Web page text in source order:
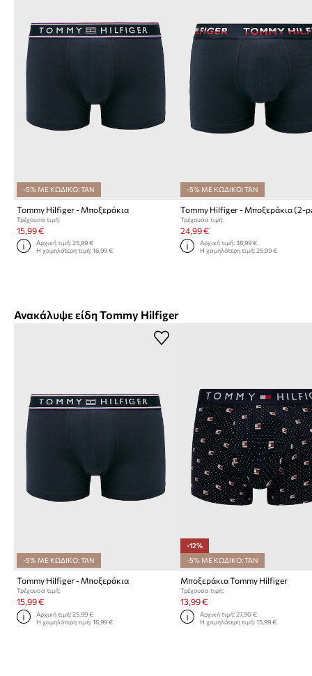
-5% ΜΕ ΚΩΔΙΚΟ: TAN
Tommy Hilfiger - Μποξεράκια
Τρέχουσα τιμή:
15,99 €
Αρχική τιμή:25,99 €
Η χαμηλότερη τιμή:16,99 €
-5% ΜΕ ΚΩΔΙΚΟ: TAN
Tommy Hilfiger - Μποξεράκια (2-
Τρέχουσα τιμή:
24,99 €
Αρχική τιμή: 38,99 €
Η χαμηλότερη τιμή: 25,99 €
Ανακάλυψε είδη Tommy Hilfiger
-5% ΜΕ ΚΩΔΙΚΟ: TAN
Tommy Hilfiger - Μποξεράκια
Τρέχουσα τιμή:
15,99 €
Αρχική τιμή:25,99 €
Η χαμηλότερη τιμή:16,99 €
-12%
-5% ΜΕ ΚΩΔΙΚΟ: TAN
Μποξεράκια Tommy Hilfiger
Τρέχουσα τιμή:
13,99 €
Αρχική τιμή: 27,90 €
Η χαμηλότερη τιμή: 15,99 €